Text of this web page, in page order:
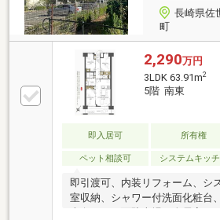
長崎県佐
町
2,290万円
3LDK 63.91m2
5階 南東
即入居可 所有権
ペット相談可
システムキッ
即引渡可、内装リフォーム、シ
室収納、シャワー付洗面化粧台
南向き、平面駐車場、全居室フ